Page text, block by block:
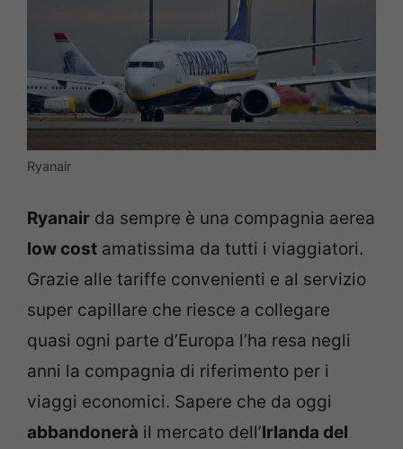
Ryanair
Ryanair da sempre è una compagnia aerea
low cost amatissima da tutti i viaggiatori.
Grazie alle tariffe convenienti e al servizio
super capillare che riesce a collegare
quasi ogni parte d’Europa l’ha resa negli
anni la compagnia di riferimento per i
viaggi economici. Sapere che da oggi
abbandonerà il mercato dell’Irlanda del